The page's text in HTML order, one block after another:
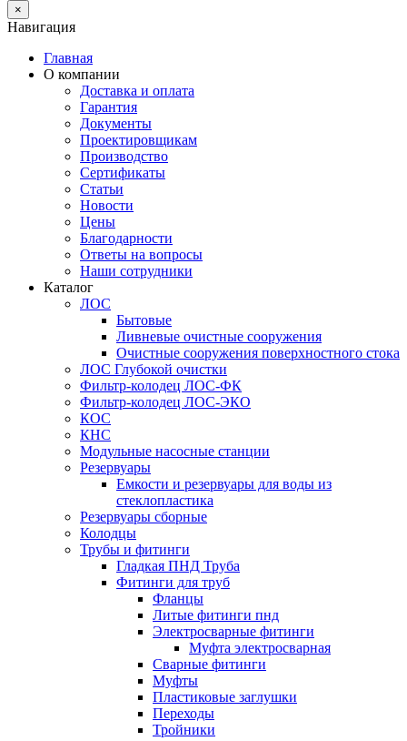
×
Навигация
Главная
О компании
Доставка и оплата
Гарантия
Документы
Проектировщикам
Производство
Сертификаты
Статьи
Новости
Цены
Благодарности
Ответы на вопросы
Наши сотрудники
Каталог
ЛОС
Бытовые
Ливневые очистные сооружения
Очистные сооружения поверхностного стока
ЛОС Глубокой очистки
Фильтр-колодец ЛОС-ФК
Фильтр-колодец ЛОС-ЭКО
КОС
КНС
Модульные насосные станции
Резервуары
Емкости и резервуары для воды из
стеклопластика
Резервуары сборные
Колодцы
Трубы и фитинги
Гладкая ПНД Труба
Фитинги для труб
Фланцы
Литые фитинги пнд
Электросварные фитинги
Муфта электросварная
Сварные фитинги
Муфты
Пластиковые заглушки
Переходы
Тройники